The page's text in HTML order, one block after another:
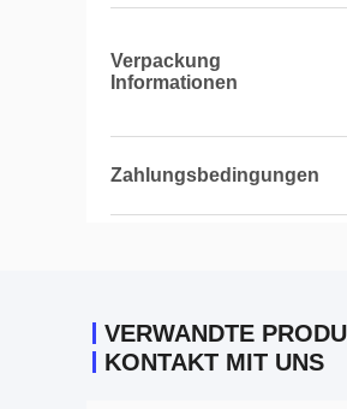
Verpackung
Informationen
Zahlungsbedingungen
KONTAKT MIT UNS